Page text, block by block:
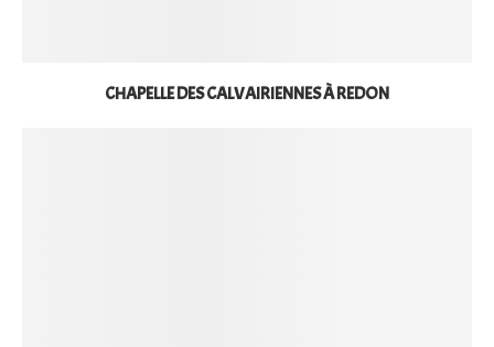
CHAPELLE DES CALVAIRIENNES À REDON